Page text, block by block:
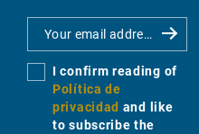
I confirm reading of
Política de
privacidad and like
to subscribe the